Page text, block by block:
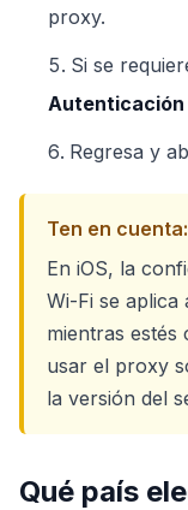
proxy.
Si se
Autenticación
Regresa y
Ten en cuenta:
En iOS, la
Wi-Fi se aplica
mientras estés
usar el proxy
la versión del
Qué país